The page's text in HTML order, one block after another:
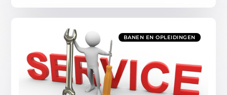
BANEN EN OPLEIDINGEN